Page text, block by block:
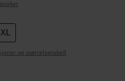
og størrelsetabell